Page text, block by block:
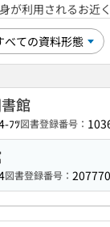
が利用されるお近
館
ﾌﾂ図書登録番号：
図書登録番号：